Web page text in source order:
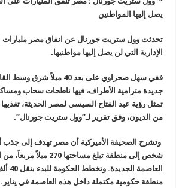
يصل إليها المواطنين
تحدثت وول ستريت جورنال عن انفاق مصر مليارات
الإدارية التي لن يصل إليها مواطنيها.
ففي سهل صحراوي على بعد 40
جديدة مترامية الأطراف، فيها ناطحات سحاب
تمثل رؤية عبد الفتاح السيسي لمصر الحديثة، تغذيها
من الديون، وفق تقرير لـ”وول ستريت جورنال”.
وتشرح الصحيفة الأميركية أن مصر تهدف إلى جذب
شخص إلى منطقة تبلغ
منطقة حكومية مكتملة داخل هذه العاصمة في يناير .